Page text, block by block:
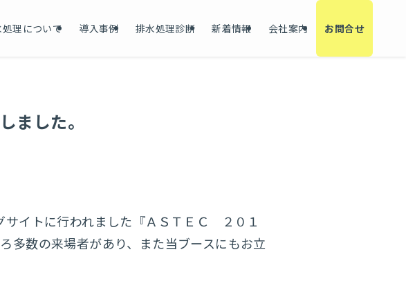
理について 導入事例 排水処理診断 新着情報 会社案内 お問合せ
ました。
イトに行われました『ＡＳＴＥＣ ２０１
数の来場者があり、また当ブースにもお立